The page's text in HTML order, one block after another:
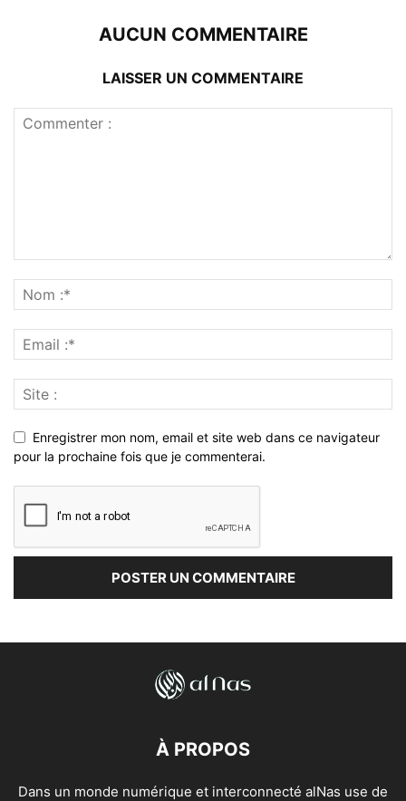
AUCUN COMMENTAIRE
LAISSER UN COMMENTAIRE
Enregistrer mon nom, email et site web dans ce navigateur
pour la prochaine fois que je commenterai.
À PROPOS
Dans un monde numérique et interconnecté alNas use de